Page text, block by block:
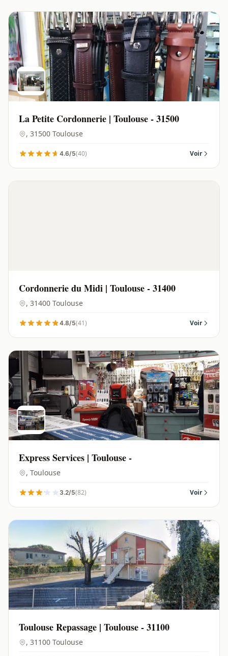
La Petite Cordonnerie | Toulouse - 31500
, 31500 Toulouse
4.6/5(40) Voir
Cordonnerie du Midi | Toulouse - 31400
, 31400 Toulouse
4.8/5(41) Voir
Express Services | Toulouse -
, Toulouse
3.2/5(82) Voir
Toulouse Repassage | Toulouse - 31100
, 31100 Toulouse